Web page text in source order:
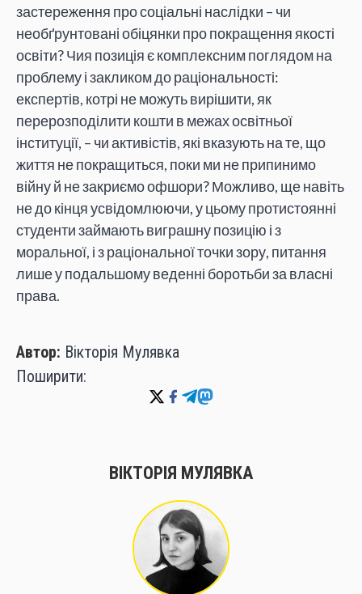
застереження про соціальні наслідки – чи
необґрунтовані обіцянки про покращення якості
освіти? Чия позиція є комплексним поглядом на
проблему і закликом до раціональності:
експертів, котрі не можуть вирішити, як
перерозподілити кошти в межах освітньої
інституції, – чи активістів, які вказують на те, що
життя не покращиться, поки ми не припинимо
війну й не закриємо офшори? Можливо, ще навіть
не до кінця усвідомлюючи, у цьому протистоянні
студенти займають виграшну позицію і з
моральної, і з раціональної точки зору, питання
лише у подальшому веденні боротьби за власні
права.
Автор: Вікторія Мулявка
Поширити:
ВІКТОРІЯ МУЛЯВКА